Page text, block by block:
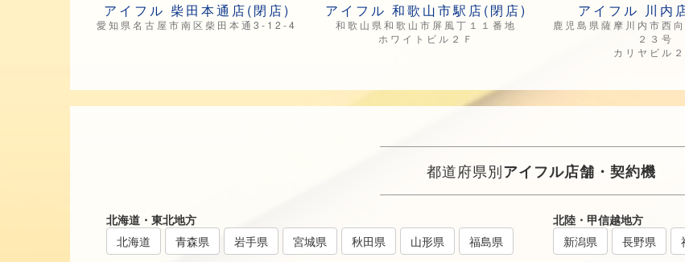
アイフル 柴田本通店(閉店)
愛知県名古屋市南区柴田本通3-12-4
アイフル 和歌山市駅店(閉店)
和歌山県和歌山市屏風丁１１番地
ホワイトビル２Ｆ
アイフル 川内
鹿児島県薩摩川内市西
２３号
カリヤビル２
都道府県別アイフル店舗・契約機
北海道・東北地方
北海道
青森県 岩手県 宮城県 秋田県 山形県 福島県
北陸・甲信越地方
新潟県
長野県